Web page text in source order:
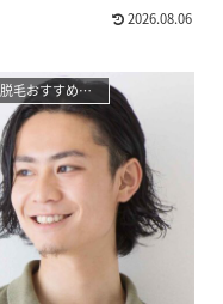
2026.08.06
【2026年最新】市区町村で人気のメンズ脱毛おすすめサロン・クリニック